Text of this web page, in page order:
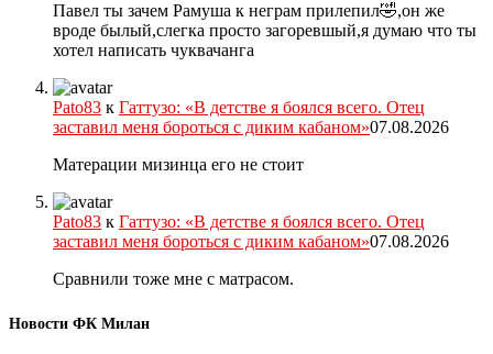
Павел ты зачем Рамуша к неграм прилепил🤣,он же
вроде былый,слегка просто загоревшый,я думаю что ты
хотел написать чуквачанга
Pato83 к Гаттузо: «В детстве я боялся всего. Отец
заставил меня бороться с диким кабаном»07.08.2026
Матерации мизинца его не стоит
Pato83 к Гаттузо: «В детстве я боялся всего. Отец
заставил меня бороться с диким кабаном»07.08.2026
Сравнили тоже мне с матрасом.
Новости ФК Милан